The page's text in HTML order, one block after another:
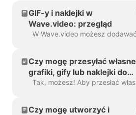
GIF-y i naklejki w
Wave.video: przegląd
Czy mogę przesyłać własne
grafiki, gify lub naklejki do
Wave.video?
Czy mogę utworzyć i